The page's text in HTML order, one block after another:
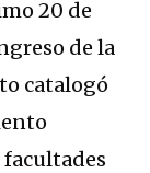
20 de
de la
catalogó